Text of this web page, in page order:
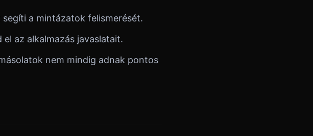
a mintázatok felismerését.
az alkalmazás javaslatait.
nem mindig adnak pontos